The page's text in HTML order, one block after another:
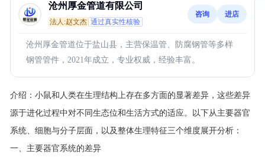
沧州厚金管道有限公司
法人:赵文杰 通过真实性核验
咨询 进店
沧州厚金管道位于盐山县，主营保温管、防腐钢管等多样
钢管管件，2021年成立，专业权威，经验丰富。
介绍： 小鼠和人类在生理结构上存在多方面的显著差异，这些差异
源于进化过程中对不同生态位和生活方式的适应。以下从主要器官
系统、细胞与分子层面，以及整体生理特征三个维度展开分析：
一、主要器官系统的差异